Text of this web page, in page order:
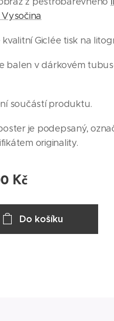
Giclée tisk na
balen v dárkovém
součástí produktu.
je podepsaný,
originality.
Kč
Do košíku